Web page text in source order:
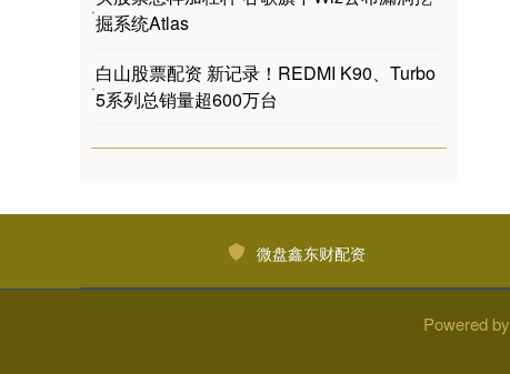
·掘系统Atlas
·
白山股票配资 新记录！REDMI K90、Turbo
5系列总销量超600万台
微盘鑫东财配资
Powered by